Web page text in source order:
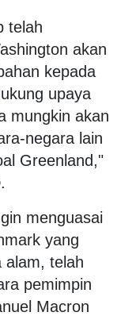
telah
akan
kepada
upaya
mungkin akan
negara lain
Greenland,"
.
menguasai
yang
alam, telah
pemimpin
Macron